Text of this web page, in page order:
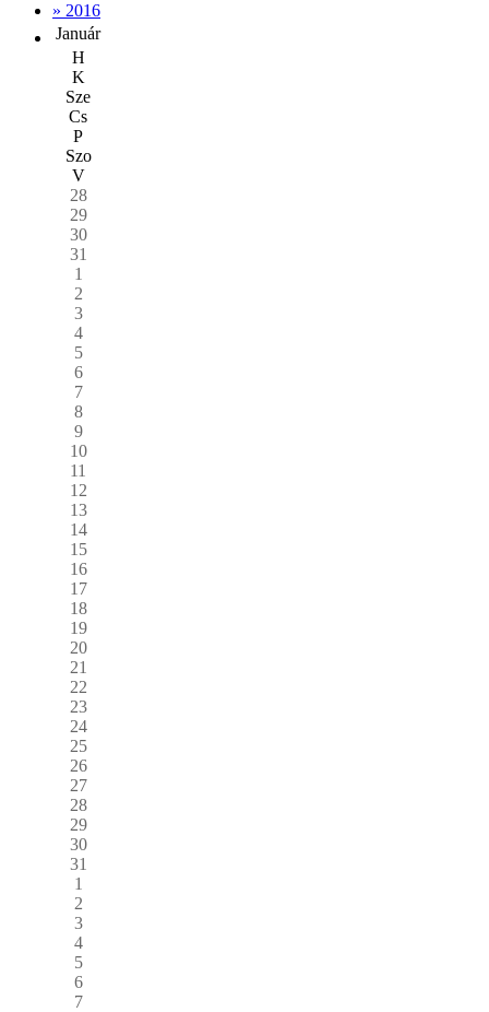
» 2016
Január
H
K
Sze
Cs
P
Szo
V
28
29
30
31
1
2
3
4
5
6
7
8
9
10
11
12
13
14
15
16
17
18
19
20
21
22
23
24
25
26
27
28
29
30
31
1
2
3
4
5
6
7